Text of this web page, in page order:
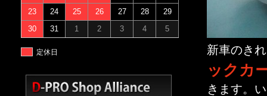
新車のき
ックカ
きます。
23
24 25 26 27 28
29
30
31 1 2 3 4 5
定休日